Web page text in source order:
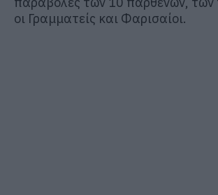
οι Γραμματείς και Φαρισαίοι.